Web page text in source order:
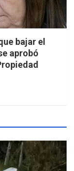
bajar el
aprobó